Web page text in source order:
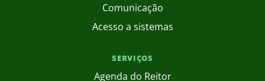
Comunicação
Acesso a sistemas
SERVIÇOS
Agenda do Reitor